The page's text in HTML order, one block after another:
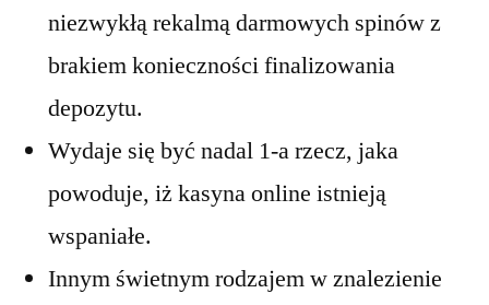
niezwykłą rekalmą darmowych spinów z
brakiem konieczności finalizowania
depozytu.
Wydaje się być nadal 1-a rzecz, jaka
powoduje, iż kasyna online istnieją
wspaniałe.
Innym świetnym rodzajem w znalezienie